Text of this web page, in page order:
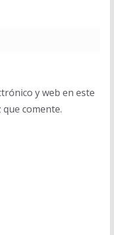
y web en este
comente.